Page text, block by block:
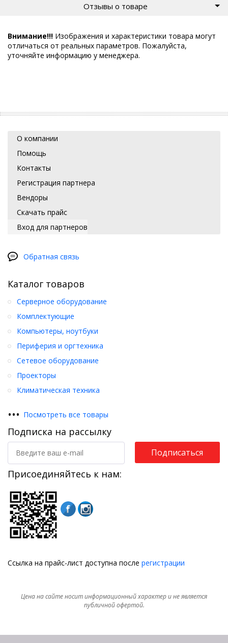
Отзывы о товаре
Внимание!!! Изображения и характеристики товара могут
отличаться от реальных параметров. Пожалуйста,
уточняйте информацию у менеджера.
О компании
Помощь
Контакты
Регистрация партнера
Вендоры
Скачать прайс
Вход для партнеров
Обратная связь
Каталог товаров
Серверное оборудование
Комплектующие
Компьютеры, ноутбуки
Периферия и оргтехника
Сетевое оборудование
Проекторы
Климатическая техника
••• Посмотреть все товары
Подписка на рассылку
Подписаться
Присоединяйтесь к нам:
Ссылка на прайс-лист доступна после регистрации
Цена на сайте носит информационный характер и не является
публичной офертой.